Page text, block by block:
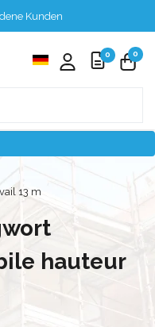
Kunden
0 0
13 m
hauteur